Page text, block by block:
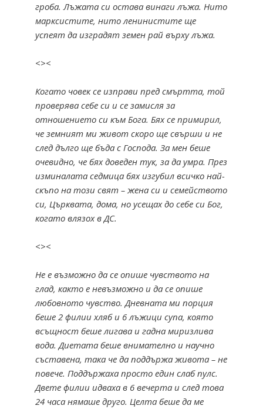
гроба. Лъжата си остава винаги лъжа. Нито
марксистите, нито ленинистите ще
успеят да изградят земен рай върху лъжа.
<><
Когато човек се изправи пред смъртта, той
проверява себе си и се замисля за
отношението си към Бога. Бях се примирил,
че земният ми живот скоро ще свърши и не
след дълго ще бъда с Господа. За мен беше
очевидно, че бях доведен тук, за да умра. През
изминалата седмица бях изгубил всичко най-
скъпо на този свят – жена си и семейството
си, Църквата, дома, но усещах до себе си Бог,
когато влязох в ДС.
<><
Не е възможно да се опише чувството на
глад, както е невъзможно и да се опише
любовното чувство. Дневната ми порция
беше 2 филии хляб и 6 лъжици супа, която
всъщност беше лигава и гадна миризлива
вода. Диетата беше внимателно и научно
съставена, така че да поддържа живота – не
повече. Поддържаха просто един слаб пулс.
Двете филии идваха в 6 вечерта и след това
24 часа нямаше друго. Целта беше да ме